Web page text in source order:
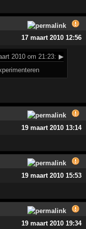
17 maart 2010 12:56
2010 om 21:23: ▶
19 maart 2010 13:14
19 maart 2010 15:53
19 maart 2010 19:34